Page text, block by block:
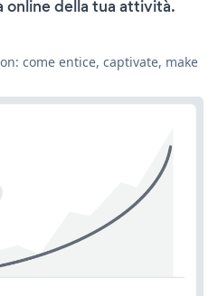
online della tua attività.
come entice, captivate, make